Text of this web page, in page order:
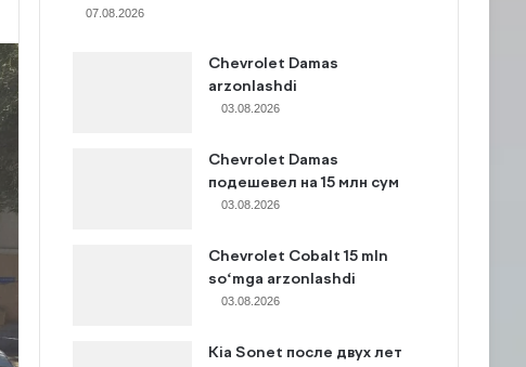
07.08.2026
Chevrolet Damas
arzonlashdi
03.08.2026
Chevrolet Damas
подешевел на 15 млн сум
03.08.2026
Chevrolet Cobalt 15 mln
so‘mga arzonlashdi
03.08.2026
Kia Sonet после двух лет